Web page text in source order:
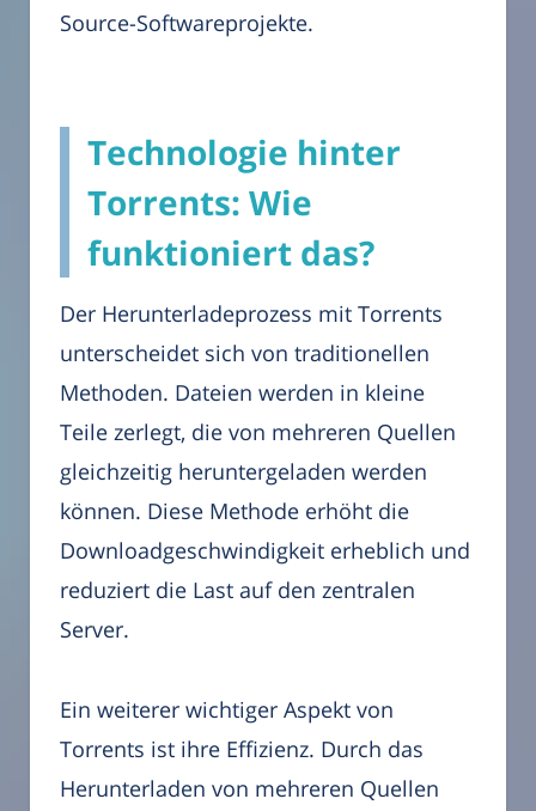
Source-Softwareprojekte.
Technologie hinter
Torrents: Wie
funktioniert das?
Der Herunterladeprozess mit Torrents
unterscheidet sich von traditionellen
Methoden. Dateien werden in kleine
Teile zerlegt, die von mehreren Quellen
gleichzeitig heruntergeladen werden
können. Diese Methode erhöht die
Downloadgeschwindigkeit erheblich und
reduziert die Last auf den zentralen
Server.
Ein weiterer wichtiger Aspekt von
Torrents ist ihre Effizienz. Durch das
Herunterladen von mehreren Quellen